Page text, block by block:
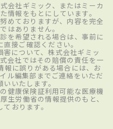
会社ギミック、またはミーカ
情報をもとにしています。
めておりますが、内容を完全
はありません。
を希望される場合は、事前に
接ご確認ください。
について、株式会社ギミッ
会社ではその賠償の責任を一
報に誤りがある場合には、お
ル編集部までご連絡をいただ
いたします。
健康保険証利用可能な医療機
生労働省の情報提供のもと、
おります。